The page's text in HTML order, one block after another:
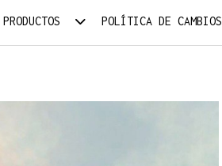
PRODUCTOS POLÍTICA DE CAMBIOS